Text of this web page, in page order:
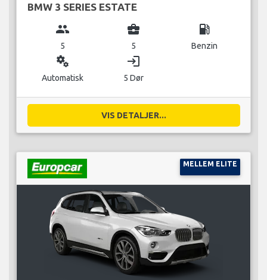
BMW 3 SERIES ESTATE
group
5
business_center
5
local_gas_station
Benzin
miscellaneous_services
Automatisk
login
5 Dør
VIS DETALJER...
MELLEM ELITE